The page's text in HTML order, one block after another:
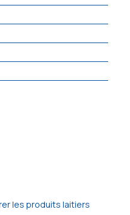
les produits laitiers